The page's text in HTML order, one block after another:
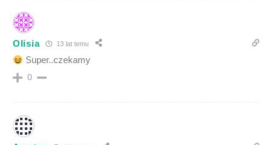
Olisia 13 lat temu
Super..czekamy
0